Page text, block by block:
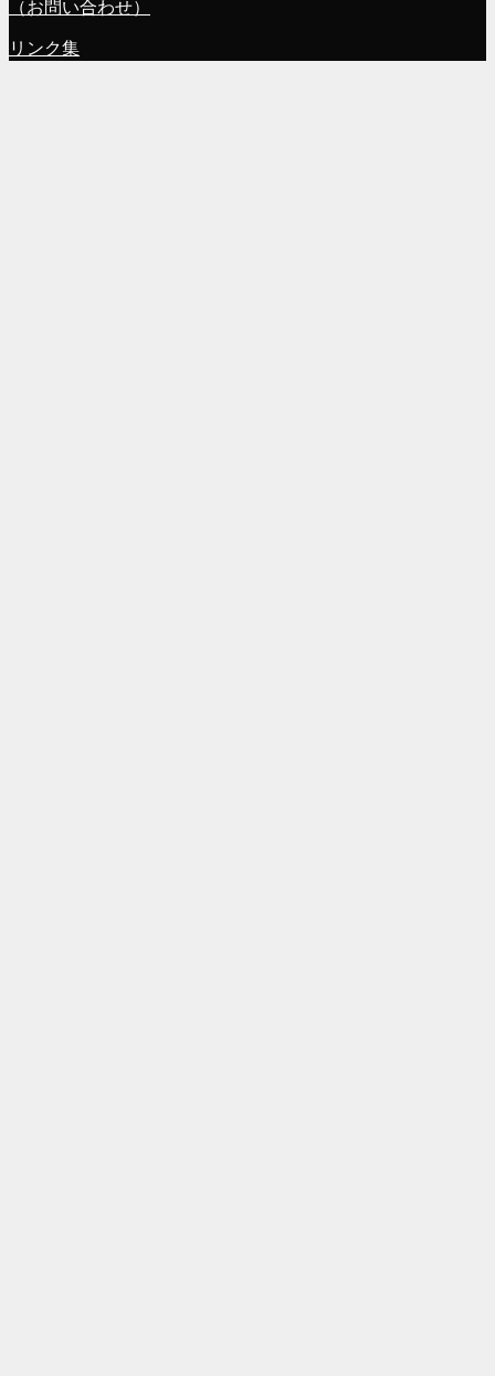
（お問い合わせ）
リンク集